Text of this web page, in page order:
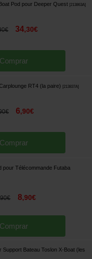
Pod pour Deeper Quest 213863A]
€ 34,30€
Comprar
RT4 (la paire) 213837A]
€ 6,90€
Comprar
pour Télécommande Futaba
90€ 8,90€
Comprar
Support Bateau Toslon X-Boat (les